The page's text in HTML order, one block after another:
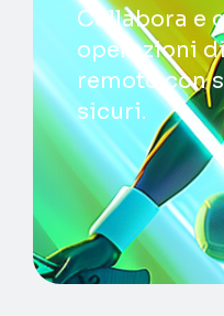
Collabora e
operazioni
remoto con
sicuri.